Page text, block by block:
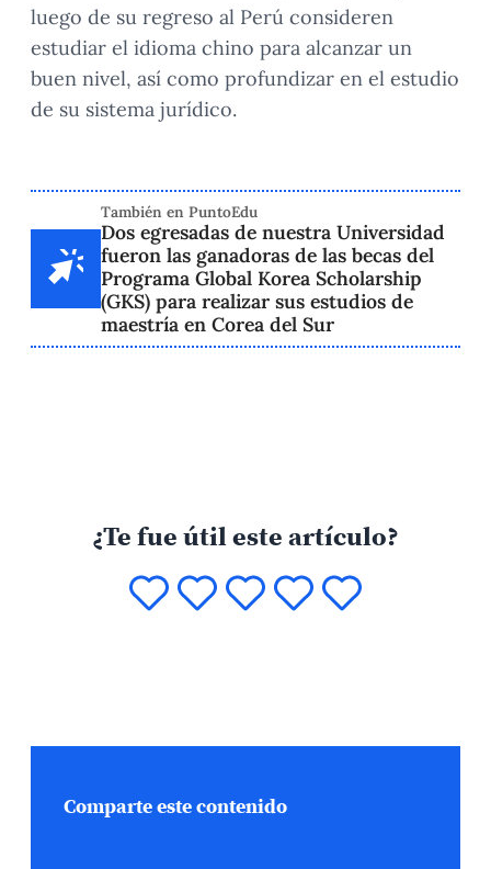
luego de su regreso al Perú consideren
estudiar el idioma chino para alcanzar un
buen nivel, así como profundizar en el estudio
de su sistema jurídico.
También en PuntoEdu
Dos egresadas de nuestra Universidad
fueron las ganadoras de las becas del
Programa Global Korea Scholarship
(GKS) para realizar sus estudios de
maestría en Corea del Sur
¿Te fue útil este artículo?
Comparte este contenido